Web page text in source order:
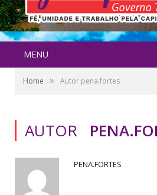
MENU
Home » Autor pena.fortes
AUTOR
PENA.FORTES